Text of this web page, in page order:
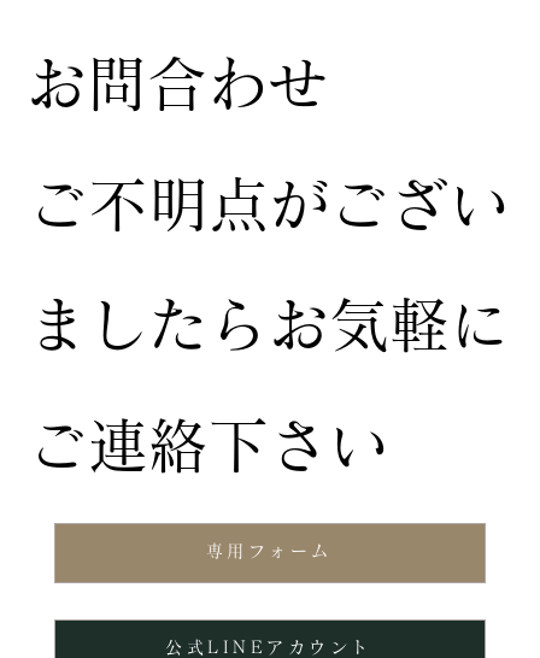
専用フォーム
公式LINEアカウント
お問合わせ
ご不明点がござい
ましたらお気軽に
ご連絡下さい